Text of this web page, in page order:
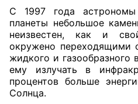
С 1997 года
планеты небольшое
неизвестен, как и
окружено переходящими
жидкого и газообразного
ему излучать в
процентов больше
Солнца.